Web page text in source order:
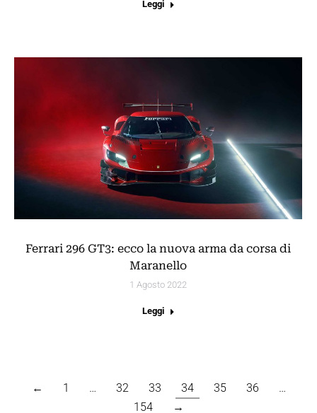
Leggi
Ferrari 296 GT3: ecco la nuova arma da corsa di
Maranello
1 Agosto 2022
Leggi
← 1 … 32 33 34 35 36
…
154
→